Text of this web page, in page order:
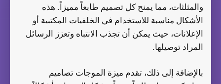
والمثلثات، مما يمنح كل تصميم طابعاً مميزاً. هذه
الأشكال مناسبة للاستخدام في الخلفيات المكتبية أو
الإعلانات، حيث يمكن أن تجذب الانتباه وتعزز الرسائل
المراد توصيلها.
بالإضافة إلى ذلك، تقدم ميزة الموجات تصاميم